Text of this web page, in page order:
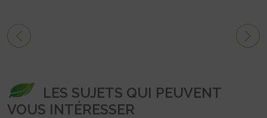
LES SUJETS QUI PEUVENT
VOUS INTÉRESSER